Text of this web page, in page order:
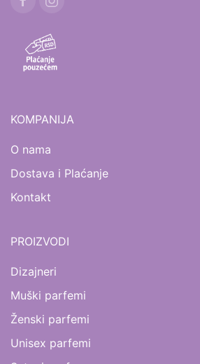
KOMPANIJA
O nama
Dostava i Plaćanje
Kontakt
PROIZVODI
Dizajneri
Muški parfemi
Ženski parfemi
Unisex parfemi